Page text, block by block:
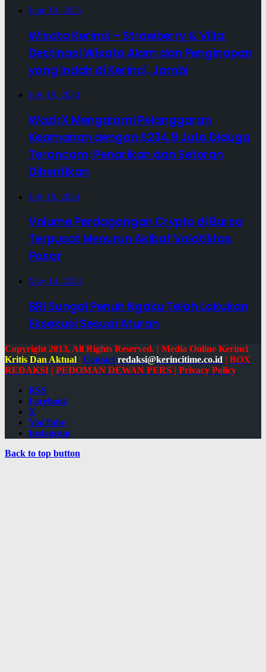
June 10, 2025
Wisata Kerinci – Strawberry & Villa:
Destinasi Wisata Alam dan Penginapan
yang Indah di Kerinci, Jambi
July 19, 2024
WazirX Mengalami Pelanggaran
Keamanan dengan $234,9 Juta Diduga
Terancam; Penarikan dan Setoran
Dihentikan
July 19, 2024
Volume Perdagangan Crypto di Bursa
Terpusat Menurun Akibat Volatilitas
Pasar
May 14, 2024
BRI Sungai Penuh Ngaku Telah Lakukan
Eksekusi Sesuai Aturan
Copyright 2013, All Rights Reserved. | Media Online Kerinci
Kritis Dan Aktual | Contact redaksi@kerincitime.co.id | BOX
REDAKSI | PEDOMAN DEWAN PERS | Privacy Policy
RSS
Facebook
X
YouTube
Instagram
Back to top button